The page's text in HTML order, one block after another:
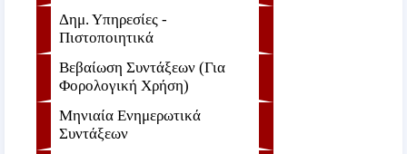
Δημ. Υπηρεσίες -
Πιστοποιητικά
Βεβαίωση Συντάξεων (Για
Φορολογική Χρήση)
Μηνιαία Ενημερωτικά
Συντάξεων